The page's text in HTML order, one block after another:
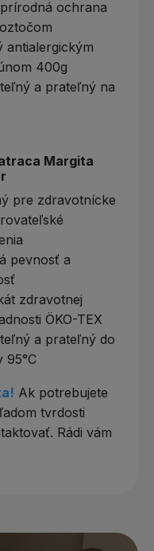
ochrana
antialergickým
400g
a prateľný na
Margita
pre zdravotnícke
pevnosť a
zdravotnej
ÖKO-TEX
a prateľný do
95°C
Ak potrebujete
tvrdosti
Rádi vám